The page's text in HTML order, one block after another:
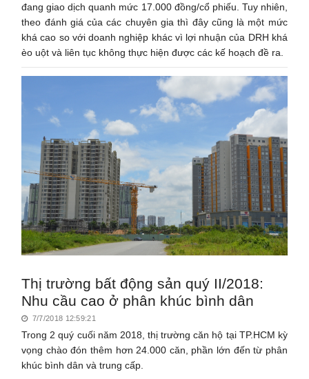
đang giao dịch quanh mức 17.000 đồng/cổ phiếu. Tuy nhiên,
theo đánh giá của các chuyên gia thì đây cũng là một mức
khá cao so với doanh nghiệp khác vì lợi nhuận của DRH khá
èo uột và liên tục không thực hiện được các kế hoạch đề ra.
Thị trường bất động sản quý II/2018:
Nhu cầu cao ở phân khúc bình dân
7/7/2018 12:59:21
Trong 2 quý cuối năm 2018, thị trường căn hộ tại TP.HCM kỳ
vọng chào đón thêm hơn 24.000 căn, phần lớn đến từ phân
khúc bình dân và trung cấp.